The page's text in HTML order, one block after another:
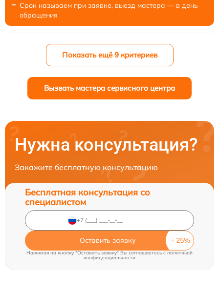
Срок называем при заявке, выезд мастера — в день
обращения
Показать ещё 9 критериев
Вызвать мастера сервисного центра
Нужна консультация?
Закажите бесплатную консультацию
Бесплатная консультация со
специалистом
Оставить заявку
Нажимая на кнопку "Оставить заявку" Вы соглашаетесь cполитикой
конфиденциальности